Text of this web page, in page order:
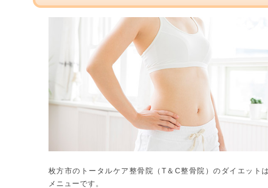
枚方市のトータルケア整骨院（T＆C整骨院）のダイエット
メニューです。